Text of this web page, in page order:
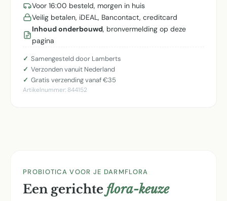
Voor 16:00 besteld, morgen in huis
Veilig betalen, iDEAL, Bancontact, creditcard
Inhoud onderbouwd, bronvermelding op deze
pagina
Samengesteld door Lamberts
Verzonden vanuit Nederland
Gratis verzending vanaf €35
Artikelnummer: 844152
PROBIOTICA VOOR JE DARMFLORA
Een gerichte flora-keuze